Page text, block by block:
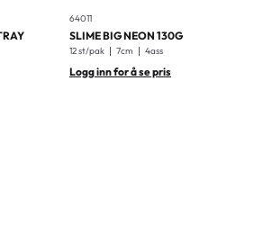
64011
SLIME BIG NEON 130G
12 st/pak 7cm 4ass
Logg inn for å se pris